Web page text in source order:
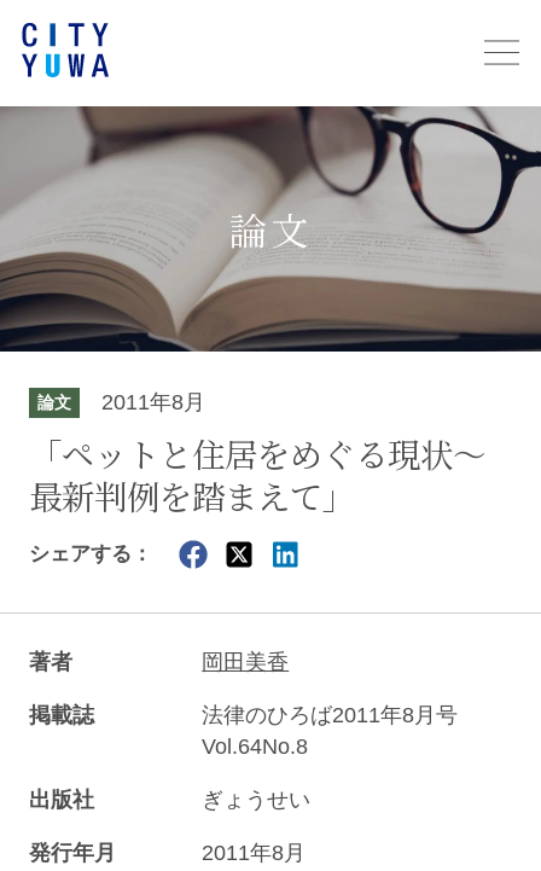
論文
論文 2011年8月
「ペットと住居をめぐる現状～
最新判例を踏まえて」
シェアする：
著者 岡田美香
掲載誌
法律のひろば2011年8月号
Vol.64No.8
出版社 ぎょうせい
発行年月 2011年8月